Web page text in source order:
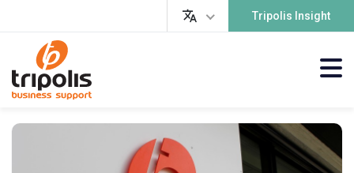
Tripolis Insight